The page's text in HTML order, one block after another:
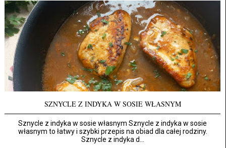
SZNYCLE Z INDYKA W SOSIE WŁASNYM
Sznycle z indyka w sosie własnym Sznycle z indyka w sosie
własnym to łatwy i szybki przepis na obiad dla całej rodziny.
Sznycle z indyka d...